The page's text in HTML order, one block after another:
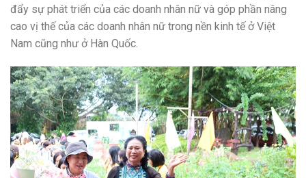
đẩy sự phát triển của các doanh nhân nữ và góp phần nâng
cao vị thế của các doanh nhân nữ trong nền kinh tế ở Việt
Nam cũng như ở Hàn Quốc.